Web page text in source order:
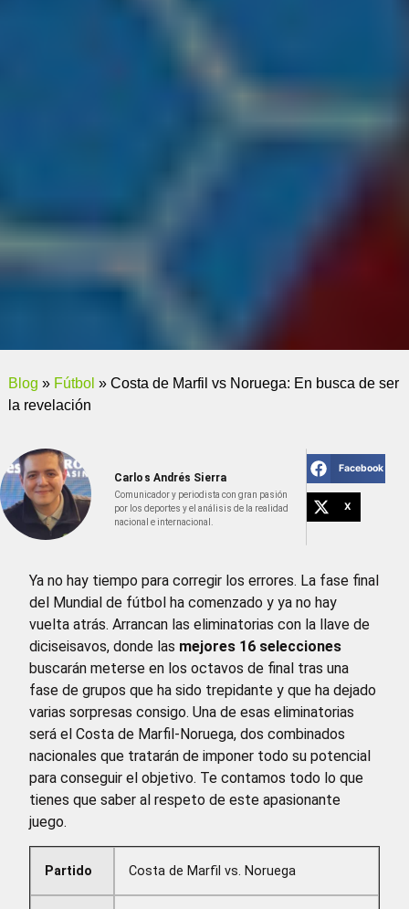
Blog » Fútbol » Costa de Marfil vs Noruega: En busca de ser
la revelación
Carlos Andrés Sierra
Comunicador y periodista con gran pasión
por los deportes y el análisis de la realidad
nacional e internacional.
Facebook
X
Ya no hay tiempo para corregir los errores. La fase final
del Mundial de fútbol ha comenzado y ya no hay
vuelta atrás. Arrancan las eliminatorias con la llave de
diciseisavos, donde las mejores 16 selecciones
buscarán meterse en los octavos de final tras una
fase de grupos que ha sido trepidante y que ha dejado
varias sorpresas consigo. Una de esas eliminatorias
será el Costa de Marfil-Noruega, dos combinados
nacionales que tratarán de imponer todo su potencial
para conseguir el objetivo. Te contamos todo lo que
tienes que saber al respeto de este apasionante
juego.
Partido Costa de Marfil vs. Noruega